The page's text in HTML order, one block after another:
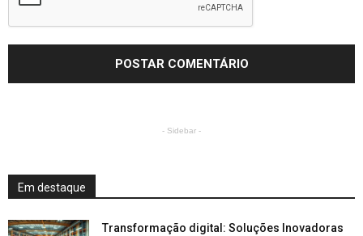
- Sidebar -
Em destaque
Transformação digital: Soluções Inovadoras